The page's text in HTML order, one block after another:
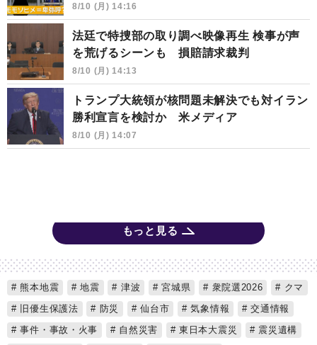
8/10 (月) 14:16
法廷で特捜部の取り調べ映像再生 検事が声
を荒げるシーンも 損賠請求裁判
8/10 (月) 14:13
トランプ大統領が核問題未解決でも対イラン
勝利宣言を検討か 米メディア
8/10 (月) 14:07
もっと見る
熊本地震 地震 津波 宮城県 衆院選2026
クマ
旧優生保護法
防災 仙台市 気象情報
交通情報
事件・事故・火事
自然災害 東日本大震災
震災遺構